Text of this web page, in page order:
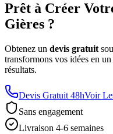
Prêt à Créer
Gières ?
Obtenez un devis gratuit
transformons vos idées en
résultats.
Devis Gratuit 48hVoir
Sans engagement
Livraison 4-6 semaines